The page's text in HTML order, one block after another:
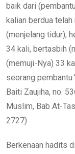
baik dari
kalian berdua
(menjelang tidur),
34 kali, bertasbih
(memuji-Nya) 33
seorang
Baiti Zaujiha, no.
Muslim, Bab At-
2727)
Berkenaan hadits